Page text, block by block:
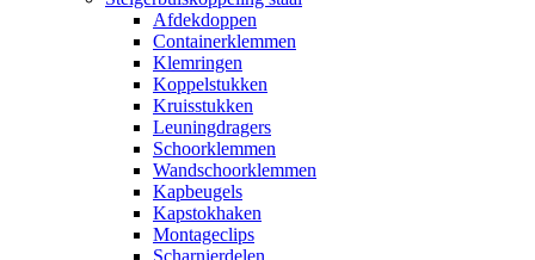
Afdekdoppen
Containerklemmen
Klemringen
Koppelstukken
Kruisstukken
Leuningdragers
Schoorklemmen
Wandschoorklemmen
Kapbeugels
Kapstokhaken
Montageclips
Scharnierdelen